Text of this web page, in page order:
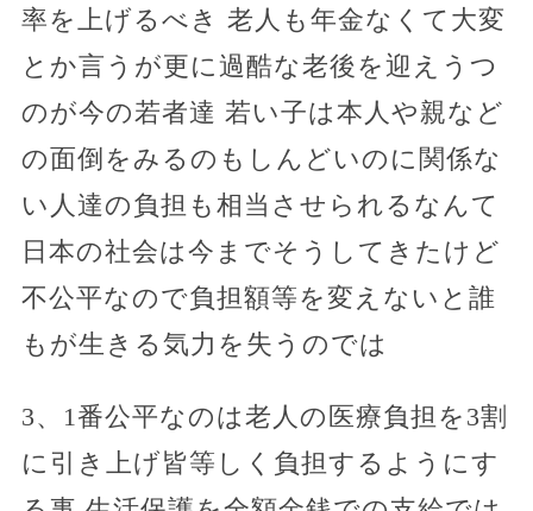
率を上げるべき 老人も年金なくて大変
とか言うが更に過酷な老後を迎えうつ
のが今の若者達 若い子は本人や親など
の面倒をみるのもしんどいのに関係な
い人達の負担も相当させられるなんて
日本の社会は今までそうしてきたけど
不公平なので負担額等を変えないと誰
もが生きる気力を失うのでは
3、1番公平なのは老人の医療負担を3割
に引き上げ皆等しく負担するようにす